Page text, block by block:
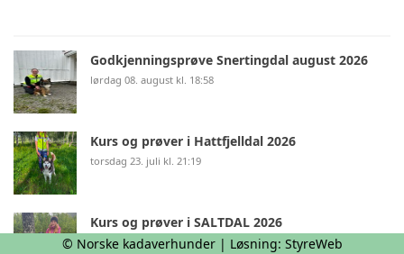
Godkjenningsprøve Snertingdal august 2026
lørdag 08. august kl. 18:58
Kurs og prøver i Hattfjelldal 2026
torsdag 23. juli kl. 21:19
Kurs og prøver i SALTDAL 2026
torsdag 23. juli kl. 11:53
© Norske kadaverhunder | Løsning: StyreWeb